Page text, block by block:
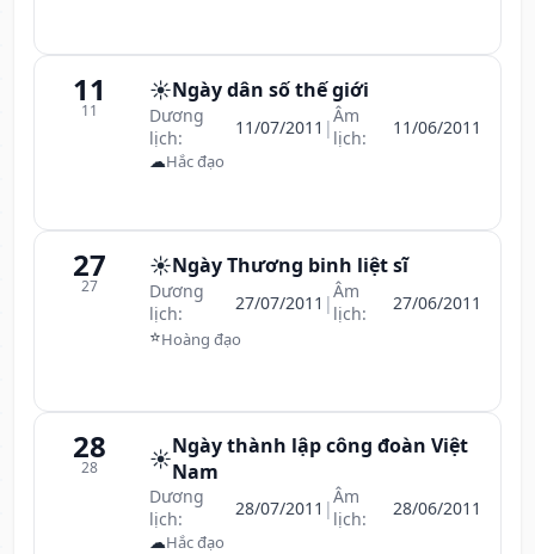
11
11
☀️Ngày dân số thế giới
Dương
lịch:
11/07/2011 |Âm
lịch:
11/06/2011
☁Hắc đạo
27
27
☀️Ngày Thương binh liệt sĩ
Dương
lịch:
27/07/2011 |Âm
lịch:
27/06/2011
⭐Hoàng đạo
28
28 ☀️Ngày thành lập công đoàn Việt
Nam
Dương
lịch:
28/07/2011 |Âm
lịch:
28/06/2011
☁Hắc đạo